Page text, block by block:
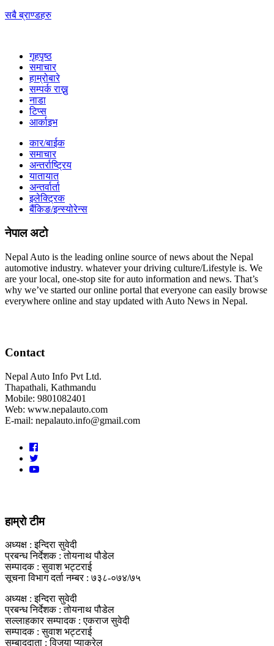
सबै ब्राण्डहरु
गृहपृष्‍ठ
समाचार
हाम्रोबारे
सम्पर्क राख्नु
नाडा
टिप्स
आर्काइभ
कार/बाईक
समाचार
अन्तर्राष्ट्रिय
यातायात
अन्तर्वार्ता
इलेक्ट्रिक
बैंकिङ/इन्स्योरेन्स
नेपाल अटो
Nepal Auto is the leading online source of news about the Nepal
automotive industry. whatever your driving culture/Lifestyle is. We
are your local, one-stop site for auto information and news. That’s
why we’ve started our online portal that everyone can easily browse
everywhere online and stay updated with Auto News in Nepal.
Contact
Nepal Auto Info Pvt Ltd.
Thapathali, Kathmandu
Mobile: 9801082401
Web: www.nepalauto.com
E-mail: nepalauto.info@gmail.com
हाम्रो टीम
अध्यक्ष : इन्दिरा सुवेदी
प्रबन्ध निर्देशक : तोयनाथ पौडेल
सम्पादक : सुवाश भट्टराई
सूचना विभाग दर्ता नम्बर : ७३८-०७४/७५
अध्यक्ष : इन्दिरा सुवेदी
प्रबन्ध निर्देशक : तोयनाथ पौडेल
सल्लाहकार सम्पादक : एकराज सुवेदी
सम्पादक : सुवाश भट्टराई
सम्बाददाता : विजया प्याकुरेल